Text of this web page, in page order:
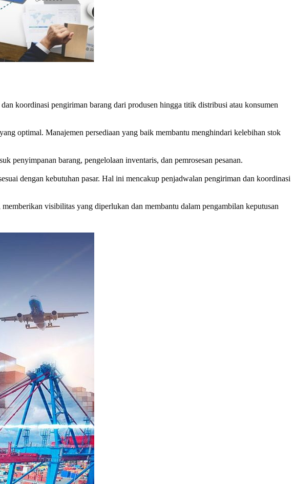
koordinasi pengiriman barang dari produsen hingga titik distribusi atau konsumen
optimal. Manajemen persediaan yang baik membantu menghindari kelebihan stok
penyimpanan barang, pengelolaan inventaris, dan pemrosesan pesanan.
dengan kebutuhan pasar. Hal ini mencakup penjadwalan pengiriman dan koordinasi
visibilitas yang diperlukan dan membantu dalam pengambilan keputusan